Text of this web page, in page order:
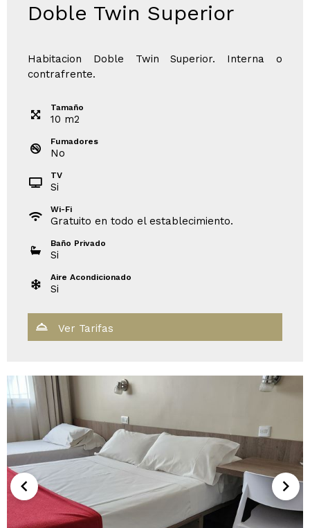
Doble Twin Superior
Habitacion Doble Twin Superior. Interna o
contrafrente.
Tamaño
10 m2
Fumadores
No
TV
Si
Wi-Fi
Gratuito en todo el establecimiento.
Baño Privado
Si
Aire Acondicionado
Si
Ver Tarifas